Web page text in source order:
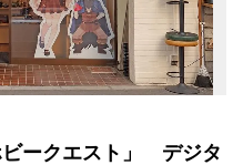
ークエスト」 デジタ